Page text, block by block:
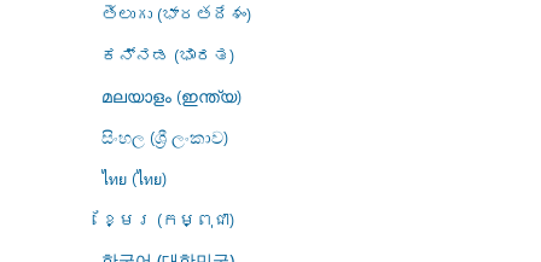
తెలుగు (భారతదేశం)
ಕನ್ನಡ (ಭಾರತ)
മലയാളം (ഇന്ത്യ)
සිංහල (ශ්‍රී ලංකාව)
ไทย (ไทย)
ខ្មែរ (កម្ពុជា)